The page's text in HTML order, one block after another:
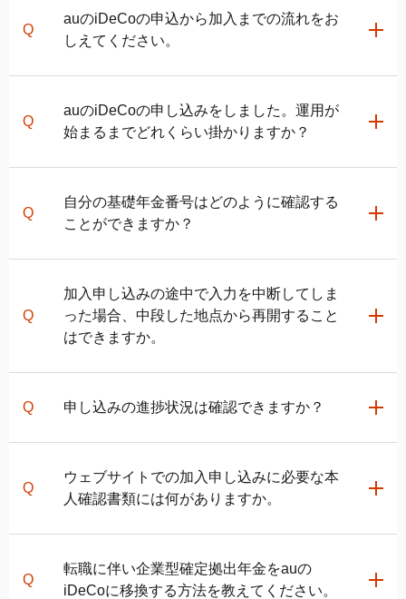
カスタマーサービスセンター
だければ書類でのお申し込みが可能です。
ただし、ご加入いただいた後、加入者サイトやauの投
資信託ポイントプログラムがご利用いただけませんの
auのiDeCoの申込から加入までの流れをお
しえてください。
加入を希望される方は auの お申し込みページ
て基本情報を登録してください。
その後の流れは、お客さまの申込種別により電子申請
または書類申込のいずれかになります。
電子申請の場合
資格を有していると確認された場合、加入が認められ
ます。
審査完了後に「口座開設のお知らせ」と「パスワード
年金インターネットサービスサイト
で掛金の配分指
にて運用商品の買付が行われます。
運用商品の買付後にauのiDeCo 加入者サイト
にログイ
書類申込の場合
auのiDeCoの申し込みをしました。運用が
始まるまでどれくらい掛かりますか？
電子申請の場合
書類申込の場合
了し、運用が始まるまでに2～3ヵ月程度掛かります。
企業型確定拠出年金からの移換や他社のiDeCoから変
更の場合は、加入手続きの他に移換・変更手続きがあ
りますので、さらに1～2ヵ月程度掛かる見込みです。
おおよその日程を確認されたい方は、
時の日程シミュレーションをご利用ください。
自分の基礎年金番号はどのように確認する
ことができますか？
ご自身の年金手帳や基礎年金番号通知書等に記載され
ていますのでご確認ください。2号被保険者の方は勤務
先でも確認することができます。
加入申し込みの途中で入力を中断してしま
った場合、中段した地点から再開すること
はできますか。
可能です。
入力途中の情報は保存されますので、
マイページ
から
お申し込み手続きを再開してください。
申し込みの進捗状況は確認できますか？
お申し込み後、 マイページ にau IDログインいただくこ
とで、お申し込み状況をご確認いただけます。
ウェブサイトでの加入申し込みに必要な本
人確認書類には何がありますか。
運転免許証、マイナンバーカード、住民票の写しのい
ずれかをご用意ください。
転職に伴い企業型確定拠出年金をauの
iDeCoに移換する方法を教えてください。